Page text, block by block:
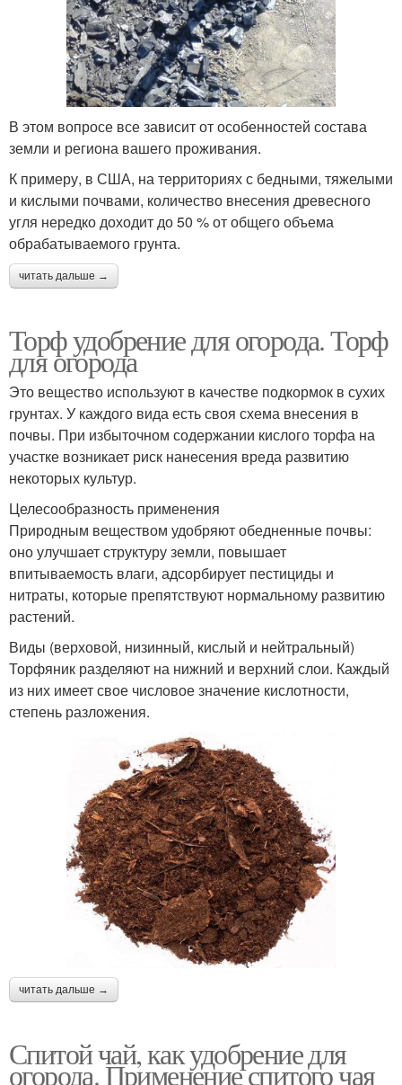
В этом вопросе все зависит от особенностей состава
земли и региона вашего проживания.
К примеру, в США, на территориях с бедными, тяжелыми
и кислыми почвами, количество внесения древесного
угля нередко доходит до 50 % от общего объема
обрабатываемого грунта.
читать дальше →
Торф удобрение для огорода. Торф
для огорода
Это вещество используют в качестве подкормок в сухих
грунтах. У каждого вида есть своя схема внесения в
почвы. При избыточном содержании кислого торфа на
участке возникает риск нанесения вреда развитию
некоторых культур.
Целесообразность применения
Природным веществом удобряют обедненные почвы:
оно улучшает структуру земли, повышает
впитываемость влаги, адсорбирует пестициды и
нитраты, которые препятствуют нормальному развитию
растений.
Виды (верховой, низинный, кислый и нейтральный)
Торфяник разделяют на нижний и верхний слои. Каждый
из них имеет свое числовое значение кислотности,
степень разложения.
читать дальше →
Спитой чай, как удобрение для
огорода. Применение спитого чая